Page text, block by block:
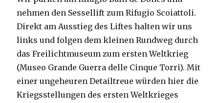
nehmen den Sessellift zum Rifugio Scoiattoli.
Direkt am Ausstieg des Liftes halten wir uns
links und folgen dem kleinen Rundweg durch
das Freilichtmuseum zum ersten Weltkrieg
(Museo Grande Guerra delle Cinque Torri). Mit
einer ungeheuren Detailtreue würden hier die
Kriegsstellungen des ersten Weltkrieges